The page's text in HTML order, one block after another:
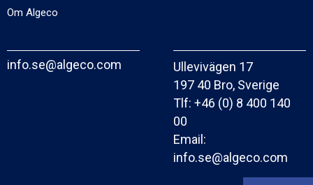
Om Algeco
info.se@algeco.com
Ullevivägen 17
197 40 Bro, Sverige
Tlf: +46 (0) 8 400 140
00
Email:
info.se@algeco.com